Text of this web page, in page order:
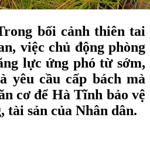
bối cảnh thiên tai
việc chủ động phòng
lực ứng phó từ sớm,
yêu cầu cấp bách mà
cơ để Hà Tĩnh bảo vệ
tài sản của Nhân dân.